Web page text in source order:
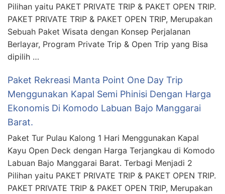
Pilihan yaitu PAKET PRIVATE TRIP & PAKET OPEN TRIP.
PAKET PRIVATE TRIP & PAKET OPEN TRIP, Merupakan
Sebuah Paket Wisata dengan Konsep Perjalanan
Berlayar, Program Private Trip & Open Trip yang Bisa
dipilih …
Paket Rekreasi Manta Point One Day Trip
Menggunakan Kapal Semi Phinisi Dengan Harga
Ekonomis Di Komodo Labuan Bajo Manggarai
Barat.
Paket Tur Pulau Kalong 1 Hari Menggunakan Kapal
Kayu Open Deck dengan Harga Terjangkau di Komodo
Labuan Bajo Manggarai Barat. Terbagi Menjadi 2
Pilihan yaitu PAKET PRIVATE TRIP & PAKET OPEN TRIP.
PAKET PRIVATE TRIP & PAKET OPEN TRIP, Merupakan